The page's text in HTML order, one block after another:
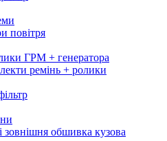
повітря
ГРМ + генератора
ремінь + ролики
обшивка кузова